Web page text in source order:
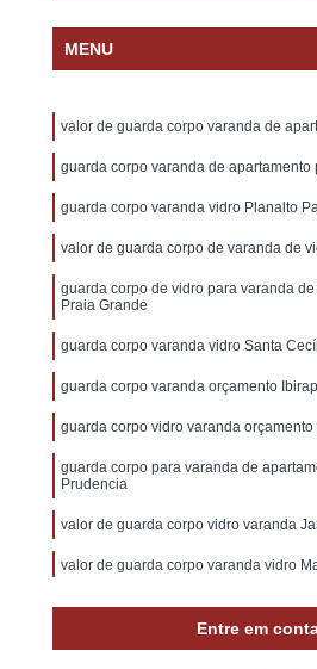
MENU
valor de guarda corpo varanda de
guarda corpo varanda de apartamento
guarda corpo varanda vidro Planalto
valor de guarda corpo de varanda de
guarda corpo de vidro para varanda
Praia Grande
guarda corpo varanda vidro Santa
guarda corpo varanda orçamento
guarda corpo vidro varanda
guarda corpo para varanda de
Prudencia
valor de guarda corpo vidro varanda
valor de guarda corpo varanda vidro
guarda corpo de vidro para varanda
valor de guarda corpo para varanda
Entre em